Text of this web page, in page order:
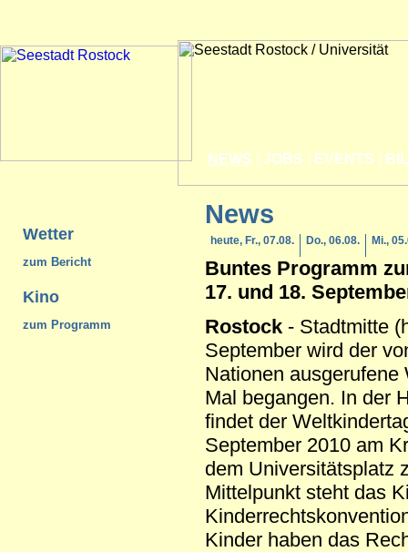
NEWS JOBS EVENTS
Wetter
zum Bericht
Kino
zum Programm
News
heute, Fr., 07.08. Do., 06.08. Mi.,
Buntes Programm
17. und 18.
Rostock - Stadtmitte
September wird der
Nationen
Mal begangen. In der
findet der
September 2010 am
dem Universitätsplatz
Mittelpunkt steht das
Kinder haben das